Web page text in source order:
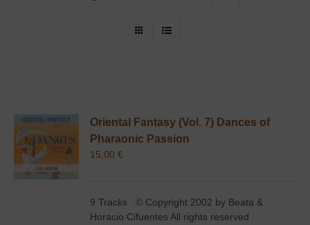
Oriental Fantasy (Vol. 7) Dances of
Pharaonic Passion
15,00€
9 Tracks © Copyright 2002 by Beata &
Horacio Cifuentes All rights reserved